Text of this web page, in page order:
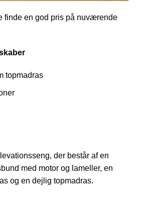
finde en god pris på nuværende
topmadras
der består af en
med motor og lameller, en
og en dejlig topmadras.